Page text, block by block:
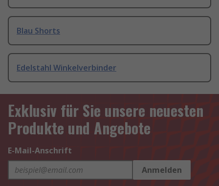
Blau Shorts
Edelstahl Winkelverbinder
Exklusiv für Sie unsere neuesten
Produkte und Angebote
E-Mail-Anschrift
Anmelden